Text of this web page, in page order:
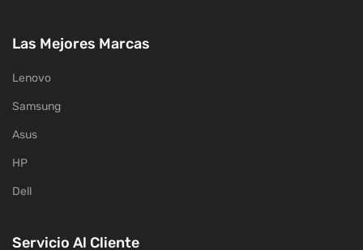
Las Mejores Marcas
Lenovo
Samsung
Asus
HP
Dell
Servicio Al Cliente